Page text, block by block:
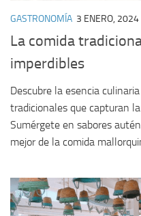
GASTRONOMÍA 3 ENERO, 2024
La comida
imperdibles
Descubre la esencia
tradicionales que capturan
Sumérgete en sabores
mejor de la comida